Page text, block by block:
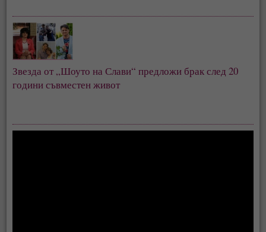
Звезда от „Шоуто на Слави“ предложи брак след 20
години съвместен живот